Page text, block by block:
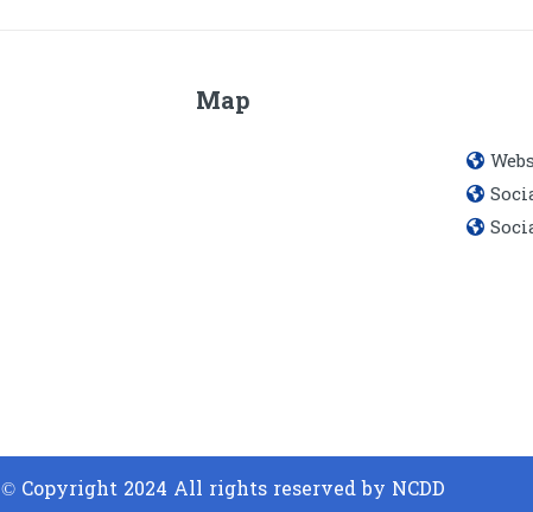
Map
© Copyright 2024 All rights reserved by NCDD